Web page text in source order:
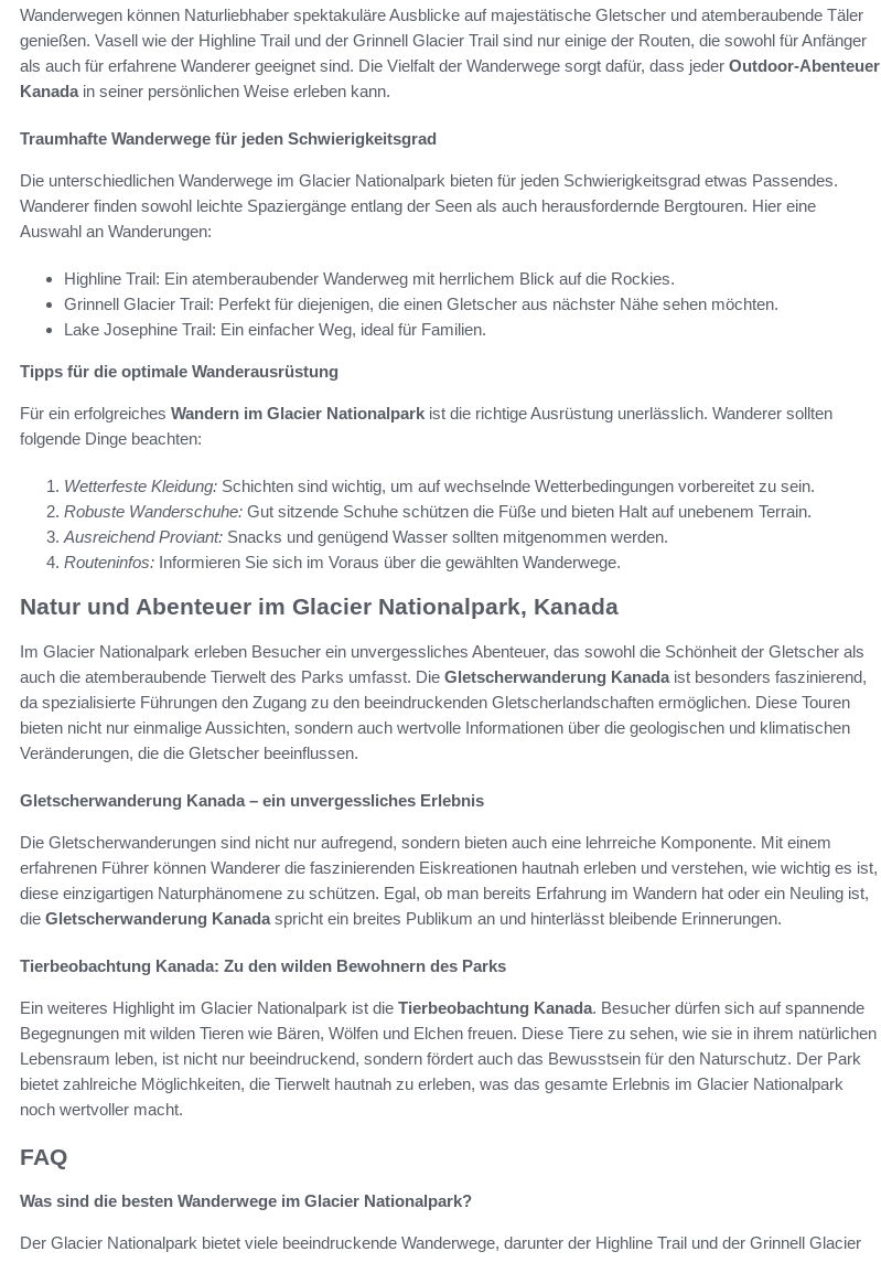
Wanderwegen können Naturliebhaber spektakuläre Ausblicke auf majestätische Gletscher und atemberaubende Täler
genießen. Vasell wie der Highline Trail und der Grinnell Glacier Trail sind nur einige der Routen, die sowohl für Anfänger
als auch für erfahrene Wanderer geeignet sind. Die Vielfalt der Wanderwege sorgt dafür, dass jeder Outdoor-Abenteuer
Kanadain seiner persönlichen Weise erleben kann.
Traumhafte Wanderwege für jeden Schwierigkeitsgrad
Die unterschiedlichen Wanderwege im Glacier Nationalpark bieten für jeden Schwierigkeitsgrad etwas Passendes.
Wanderer finden sowohl leichte Spaziergänge entlang der Seen als auch herausfordernde Bergtouren. Hier eine
Auswahl an Wanderungen:
Highline Trail: Ein atemberaubender Wanderweg mit herrlichem Blick auf die Rockies.
Grinnell Glacier Trail: Perfekt für diejenigen, die einen Gletscher aus nächster Nähe sehen möchten.
Lake Josephine Trail: Ein einfacher Weg, ideal für Familien.
Tipps für die optimale Wanderausrüstung
Für ein erfolgreiches Wandern im Glacier Nationalpark ist die richtige Ausrüstung unerlässlich. Wanderer sollten
folgende Dinge beachten:
Wetterfeste Kleidung: Schichten sind wichtig, um auf wechselnde Wetterbedingungen vorbereitet zu sein.
Robuste Wanderschuhe: Gut sitzende Schuhe schützen die Füße und bieten Halt auf unebenem Terrain.
Ausreichend Proviant: Snacks und genügend Wasser sollten mitgenommen werden.
Routeninfos: Informieren Sie sich im Voraus über die gewählten Wanderwege.
Natur und Abenteuer im Glacier Nationalpark, Kanada
Im Glacier Nationalpark erleben Besucher ein unvergessliches Abenteuer, das sowohl die Schönheit der Gletscher als
auch die atemberaubende Tierwelt des Parks umfasst. Die Gletscherwanderung Kanadaist besonders faszinierend,
da spezialisierte Führungen den Zugang zu den beeindruckenden Gletscherlandschaften ermöglichen. Diese Touren
bieten nicht nur einmalige Aussichten, sondern auch wertvolle Informationen über die geologischen und klimatischen
Veränderungen, die die Gletscher beeinflussen.
Gletscherwanderung Kanada – ein unvergessliches Erlebnis
Die Gletscherwanderungen sind nicht nur aufregend, sondern bieten auch eine lehrreiche Komponente. Mit einem
erfahrenen Führer können Wanderer die faszinierenden Eiskreationen hautnah erleben und verstehen, wie wichtig es ist,
diese einzigartigen Naturphänomene zu schützen. Egal, ob man bereits Erfahrung im Wandern hat oder ein Neuling ist,
die Gletscherwanderung Kanadaspricht ein breites Publikum an und hinterlässt bleibende Erinnerungen.
Tierbeobachtung Kanada: Zu den wilden Bewohnern des Parks
Ein weiteres Highlight im Glacier Nationalpark ist die Tierbeobachtung Kanada. Besucher dürfen sich auf spannende
Begegnungen mit wilden Tieren wie Bären, Wölfen und Elchen freuen. Diese Tiere zu sehen, wie sie in ihrem natürlichen
Lebensraum leben, ist nicht nur beeindruckend, sondern fördert auch das Bewusstsein für den Naturschutz. Der Park
bietet zahlreiche Möglichkeiten, die Tierwelt hautnah zu erleben, was das gesamte Erlebnis im Glacier Nationalpark
noch wertvoller macht.
FAQ
Was sind die besten Wanderwege im Glacier Nationalpark?
Der Glacier Nationalpark bietet viele beeindruckende Wanderwege, darunter der Highline Trail und der Grinnell Glacier